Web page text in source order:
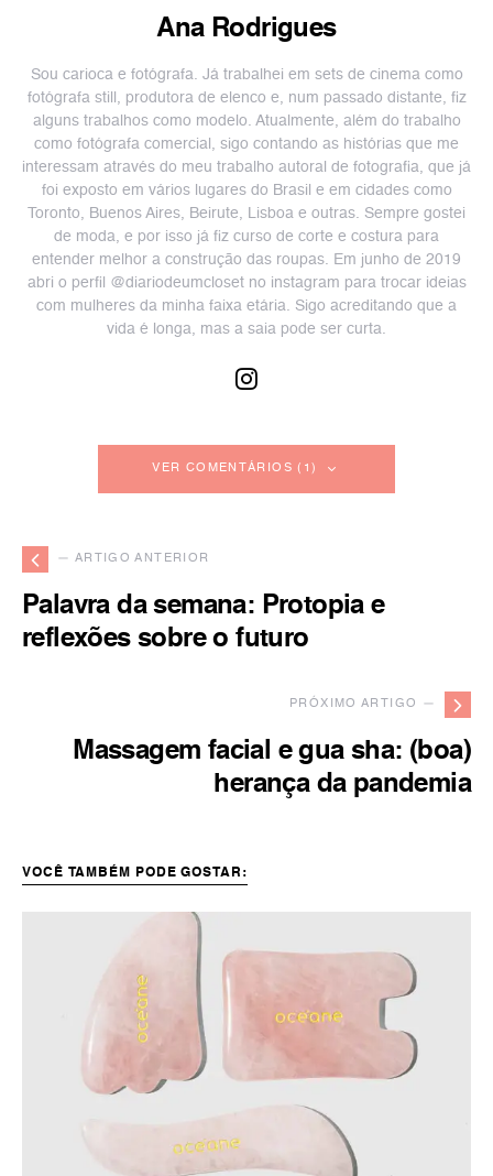
Ana Rodrigues
Sou carioca e fotógrafa. Já trabalhei em sets de cinema como
fotógrafa still, produtora de elenco e, num passado distante, fiz
alguns trabalhos como modelo. Atualmente, além do trabalho
como fotógrafa comercial, sigo contando as histórias que me
interessam através do meu trabalho autoral de fotografia, que já
foi exposto em vários lugares do Brasil e em cidades como
Toronto, Buenos Aires, Beirute, Lisboa e outras. Sempre gostei
de moda, e por isso já fiz curso de corte e costura para
entender melhor a construção das roupas. Em junho de 2019
abri o perfil @diariodeumcloset no instagram para trocar ideias
com mulheres da minha faixa etária. Sigo acreditando que a
vida é longa, mas a saia pode ser curta.
VER COMENTÁRIOS (1)
— ARTIGO ANTERIOR
Palavra da semana: Protopia e
reflexões sobre o futuro
PRÓXIMO ARTIGO —
Massagem facial e gua sha: (boa)
herança da pandemia
VOCÊ TAMBÉM PODE GOSTAR: